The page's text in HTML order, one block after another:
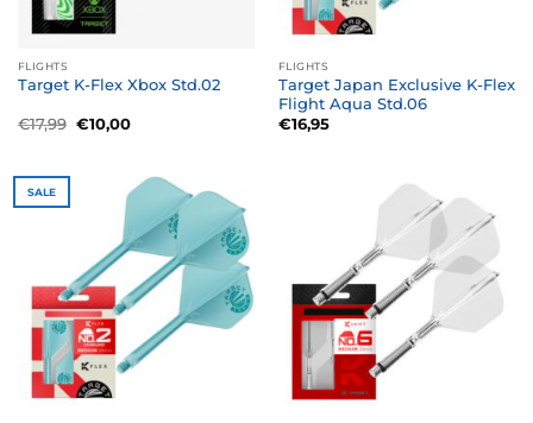
FLIGHTS
Target K-Flex Xbox Std.02
€17,99 Oorspronkelijke
prijs
€10,00Huidige
FLIGHTS
Target Japan Exclusive K-Flex
Flight Aqua Std.06
€16,95
SALE